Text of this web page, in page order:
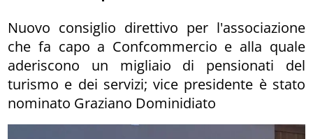
Nuovo consiglio direttivo per l'associazione
che fa capo a Confcommercio e alla quale
aderiscono un migliaio di pensionati del
turismo e dei servizi; vice presidente è stato
nominato Graziano Dominidiato